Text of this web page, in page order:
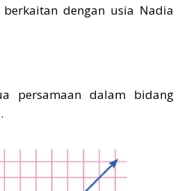
dengan usia Nadia
persamaan dalam bidang